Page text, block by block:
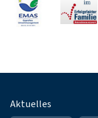
Fußnavigation
Aktuelles